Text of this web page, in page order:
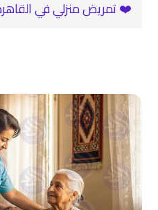
❤️ تمريض منزلي في